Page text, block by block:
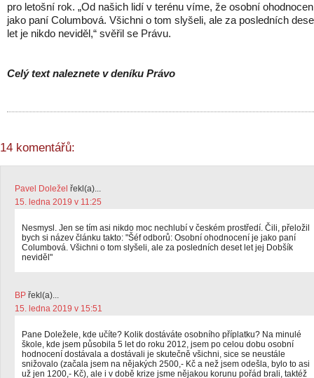
pro letošní rok. „Od našich lidí v terénu víme, že osobní
jako paní Columbová. Všichni o tom slyšeli, ale za posledních
let je nikdo neviděl,“ svěřil se Právu.
Celý text naleznete v deníku Právo
14 komentářů:
Pavel Doležel řekl(a)...
15. ledna 2019 v 11:25
Nesmysl. Jen se tím asi nikdo moc nechlubí v českém prostředí. Čili, přeložil
bych si název článku takto: "Šéf odborů: Osobní ohodnocení je jako paní
Columbová. Všichni o tom slyšeli, ale za posledních deset let jej Dobšík
neviděl"
BP řekl(a)...
15. ledna 2019 v 15:51
Pane Doležele, kde učíte? Kolik dostáváte osobního příplatku? Na minulé
škole, kde jsem působila 5 let do roku 2012, jsem po celou dobu osobní
hodnocení dostávala a dostávali je skutečně všichni, sice se neustále
snižovalo (začala jsem na nějakých 2500,- Kč a než jsem odešla, bylo to asi
už jen 1200,- Kč), ale i v době krize jsme nějakou korunu pořád brali, taktéž